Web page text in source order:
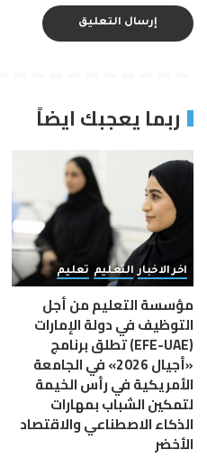
ربما يعجبك ايضاً
اخر الاخبار التعليم تعليم
مؤسسة التعليم من أجل
التوظيف في دولة الإمارات
(EFE-UAE) تطلق برنامج
«أجيال 2026» في الجامعة
الأمريكية في رأس الخيمة
لتمكين الشباب بمهارات
الذكاء الاصطناعي والاقتصاد
الأخضر